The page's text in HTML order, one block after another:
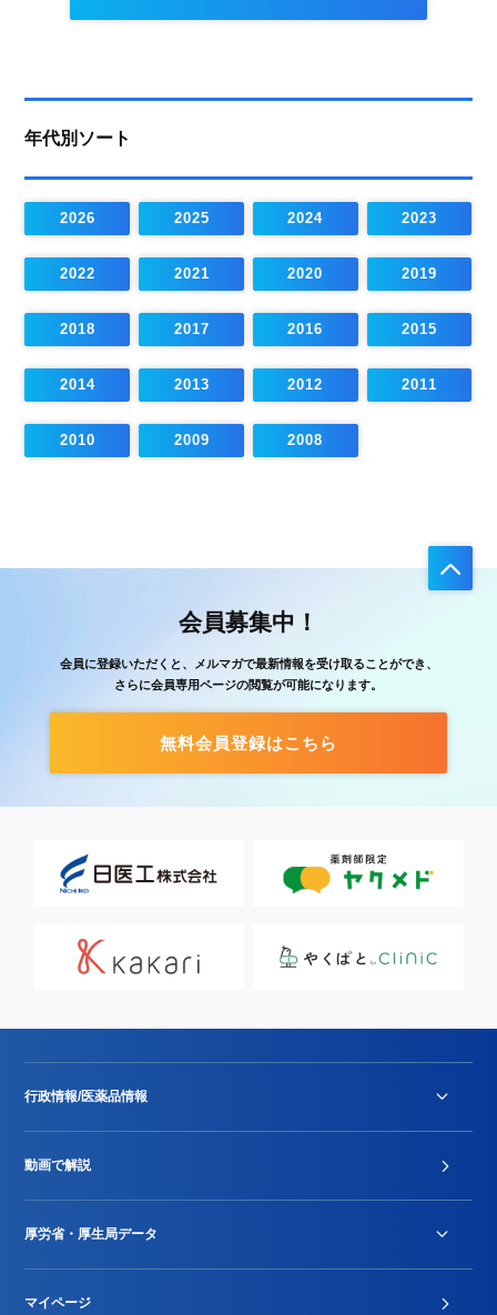
年代別ソート
2026 2025 2024 2023
2022 2021 2020 2019
2018 2017 2016 2015
2014 2013 2012 2011
2010 2009 2008
会員募集中！
会員に登録いただくと、メルマガで最新情報を受け取ることができ、
さらに会員専用ページの閲覧が可能になります。
無料会員登録はこちら
行政情報/医薬品情報
Stu-GEレポート
動画で解説
厚労省・厚生局データ
マイページ